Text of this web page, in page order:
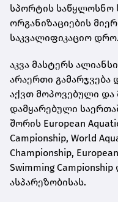
სპორტის საწყლოსნო
ორგანიზაციების
საკვალიფიკაციო დრო.
აკვა მასტერს
არაერთი გამარჯვება
აქვთ მოპოვებული
დამყარებული
შორის European
Campionship, World
Championship,
Swimming Campionship
ასპარეზობისას.